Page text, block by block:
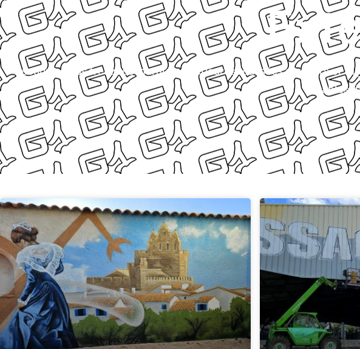
Découvrez nos fresques murales extérieures réalisées sur murs et
durables